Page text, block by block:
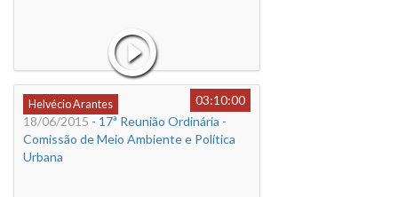
Helvécio Arantes
03:10:00
18/06/2015 - 17ª Reunião Ordinária -
Comissão de Meio Ambiente e Política
Urbana